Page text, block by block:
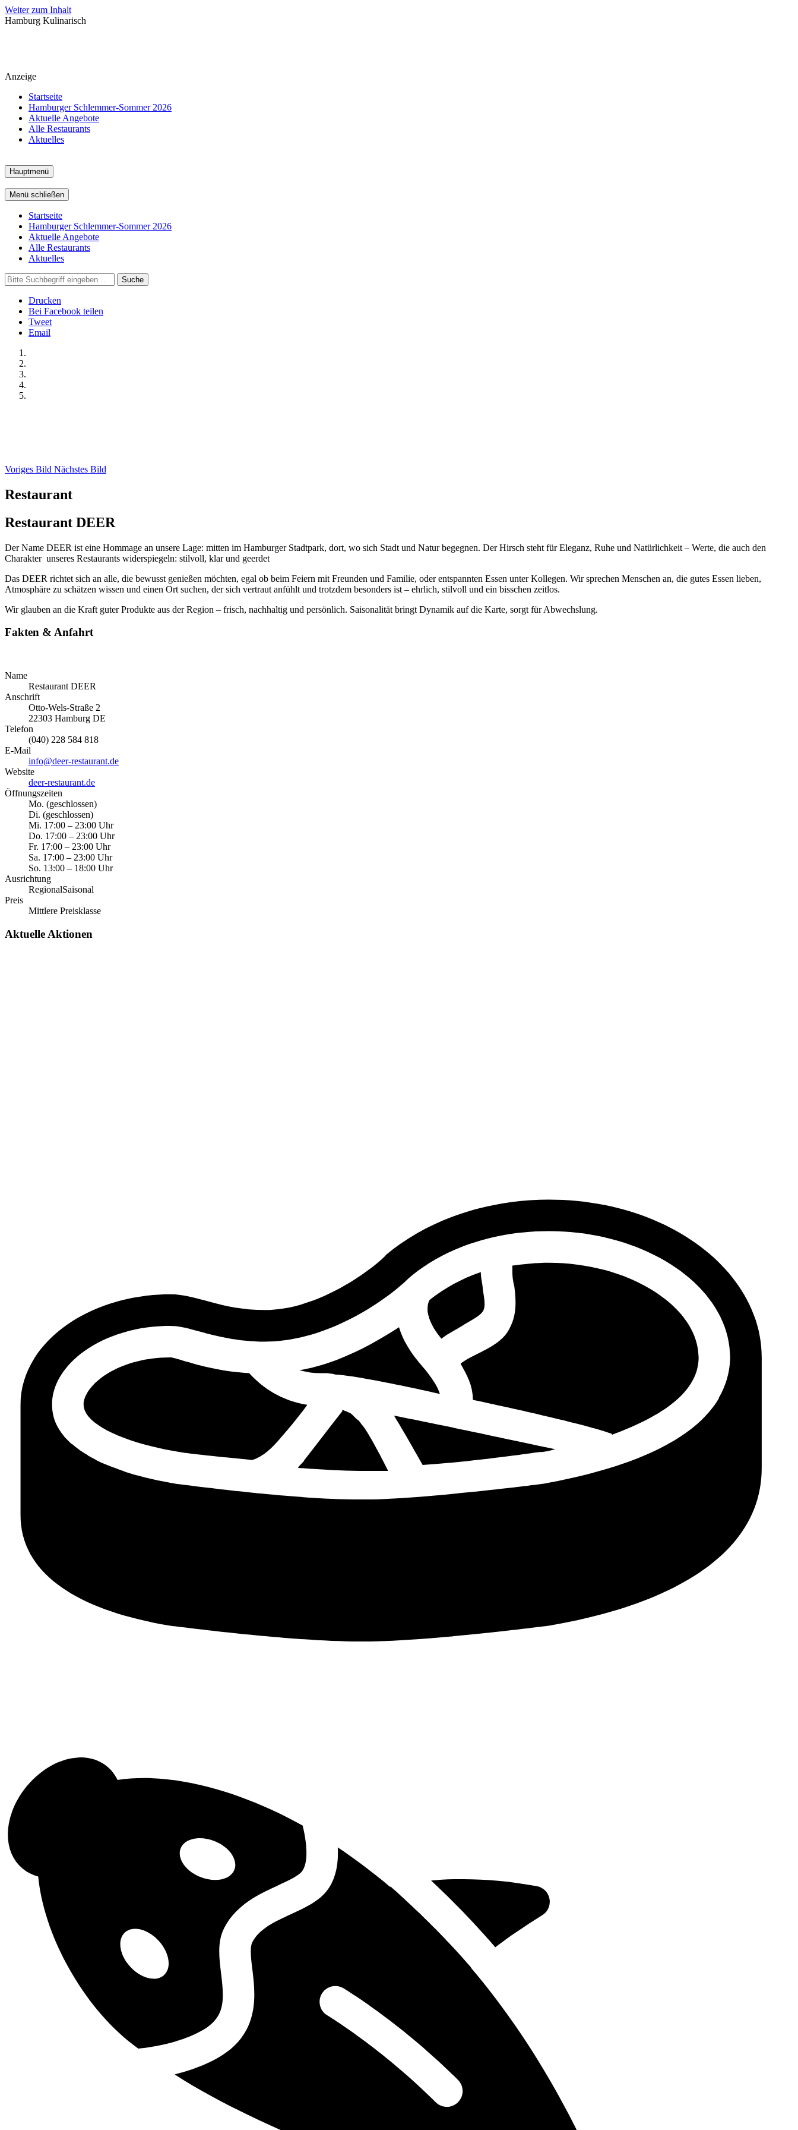
Weiter zum Inhalt
Hamburg Kulinarisch
Anzeige
Startseite
Hamburger Schlemmer-Sommer 2026
Aktuelle Angebote
Alle Restaurants
Aktuelles
Hauptmenü
Menü schließen
Startseite
Hamburger Schlemmer-Sommer 2026
Aktuelle Angebote
Alle Restaurants
Aktuelles
Suche
Drucken
Bei Facebook teilen
Tweet
Email
Voriges Bild Nächstes Bild
Restaurant
Restaurant DEER
Der Name DEER ist eine Hommage an unsere Lage: mitten im Hamburger Stadtpark, dort, wo sich Stadt und Natur begegnen. Der Hirsch steht für Eleganz, Ruhe und Natürlichkeit – Werte, die auch den
Charakter unseres Restaurants widerspiegeln: stilvoll, klar und geerdet
Das DEER richtet sich an alle, die bewusst genießen möchten, egal ob beim Feiern mit Freunden und Familie, oder entspannten Essen unter Kollegen. Wir sprechen Menschen an, die gutes Essen lieben,
Atmosphäre zu schätzen wissen und einen Ort suchen, der sich vertraut anfühlt und trotzdem besonders ist – ehrlich, stilvoll und ein bisschen zeitlos.
Wir glauben an die Kraft guter Produkte aus der Region – frisch, nachhaltig und persönlich. Saisonalität bringt Dynamik auf die Karte, sorgt für Abwechslung.
Fakten & Anfahrt
Name
Restaurant DEER
Anschrift
Otto-Wels-Straße 2
22303 Hamburg DE
Telefon
(040) 228 584 818
E-Mail
info@deer-restaurant.de
Website
deer-restaurant.de
Öffnungszeiten
Mo. (geschlossen)
Di. (geschlossen)
Mi. 17:00 – 23:00 Uhr
Do. 17:00 – 23:00 Uhr
Fr. 17:00 – 23:00 Uhr
Sa. 17:00 – 23:00 Uhr
So. 13:00 – 18:00 Uhr
Ausrichtung
RegionalSaisonal
Preis
Mittlere Preisklasse
Aktuelle Aktionen